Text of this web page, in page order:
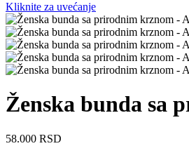
Kliknite za uvećanje
Ženska bunda sa
58.000 RSD